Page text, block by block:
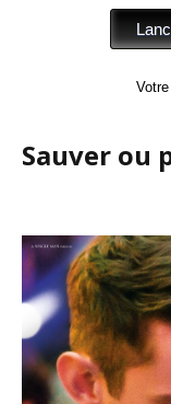
Sauver ou